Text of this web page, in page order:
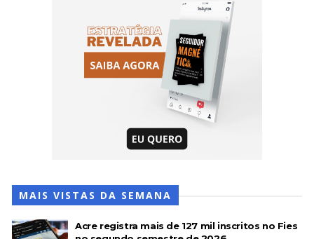
MAIS VISTAS DA SEMANA
Acre registra mais de 127 mil inscritos no Fies